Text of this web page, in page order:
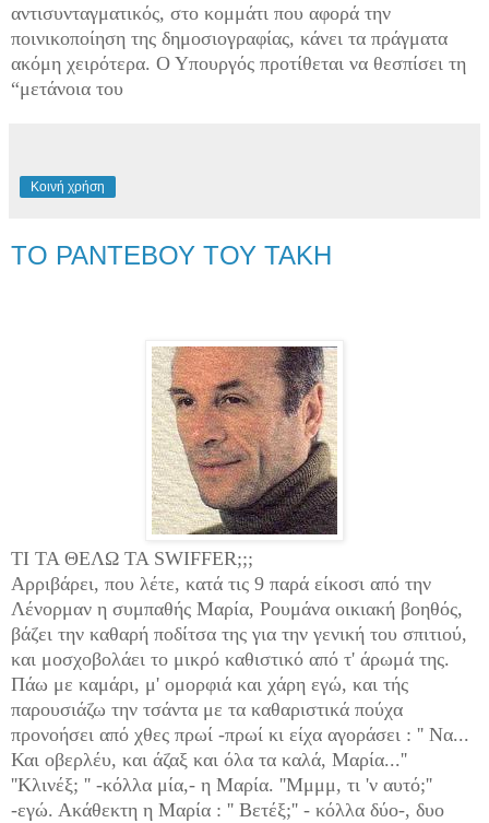
αντισυνταγματικός, στο κομμάτι που αφορά την
ποινικοποίηση της δημοσιογραφίας, κάνει τα πράγματα
ακόμη χειρότερα. Ο Υπουργός προτίθεται να θεσπίσει τη
“μετάνοια του
Κοινή χρήση
ΤΟ ΡΑΝΤΕΒΟΥ ΤΟΥ ΤΑΚΗ
ΤΙ ΤΑ ΘΕΛΩ ΤΑ SWIFFER;;;
Αρριβάρει, που λέτε, κατά τις 9 παρά είκοσι από την
Λένορμαν η συμπαθής Μαρία, Ρουμάνα οικιακή βοηθός,
βάζει την καθαρή ποδίτσα της για την γενική του σπιτιού,
και μοσχοβολάει το μικρό καθιστικό από τ' άρωμά της.
Πάω με καμάρι, μ' ομορφιά και χάρη εγώ, και τής
παρουσιάζω την τσάντα με τα καθαριστικά πούχα
προνοήσει από χθες πρωί -πρωί κι είχα αγοράσει : '' Nα...
Και οβερλέυ, και άζαξ και όλα τα καλά, Μαρία...''
''Κλινέξ; '' -κόλλα μία,- η Μαρία. ''Μμμμ, τι 'ν αυτό;''
-εγώ. Ακάθεκτη η Μαρία : '' Βετέξ;'' - κόλλα δύο-, δυο